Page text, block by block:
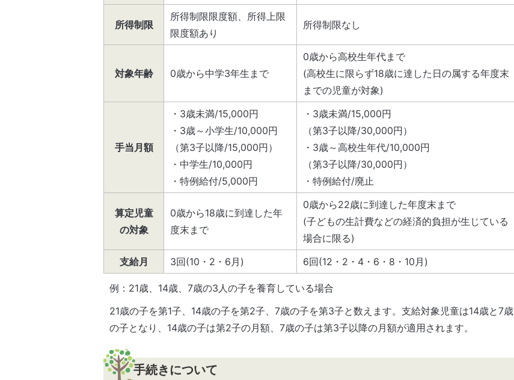
所得制限
所得制限限度額、所得上限
限度額あり
所得制限なし
対象年齢 0歳から中学3年生まで
0歳から高校生年代まで
(高校生に限らず18歳に達した日の属する年度末
までの児童が対象)
手当月額
・3歳未満/15,000円
・3歳～小学生/10,000円
（第3子以降/15,000円）
・中学生/10,000円
・特例給付/5,000円
・3歳未満/15,000円
（第3子以降/30,000円）
・3歳～高校生年代/10,000円
（第3子以降/30,000円）
・特例給付/廃止
算定児童
の対象
0歳から18歳に到達した年
度末まで
0歳から22歳に到達した年度末まで
(子どもの生計費などの経済的負担が生じている
場合に限る)
支給月
3回(10・2・6月) 6回(12・2・4・6・8・10月)
例：21歳、14歳、7歳の3人の子を養育している場合
21歳の子を第1子、14歳の子を第2子、7歳の子を第3子と数えます。支給対象児童は14歳と7歳
の子となり、14歳の子は第2子の月額、7歳の子は第3子以降の月額が適用されます。
手続きについて